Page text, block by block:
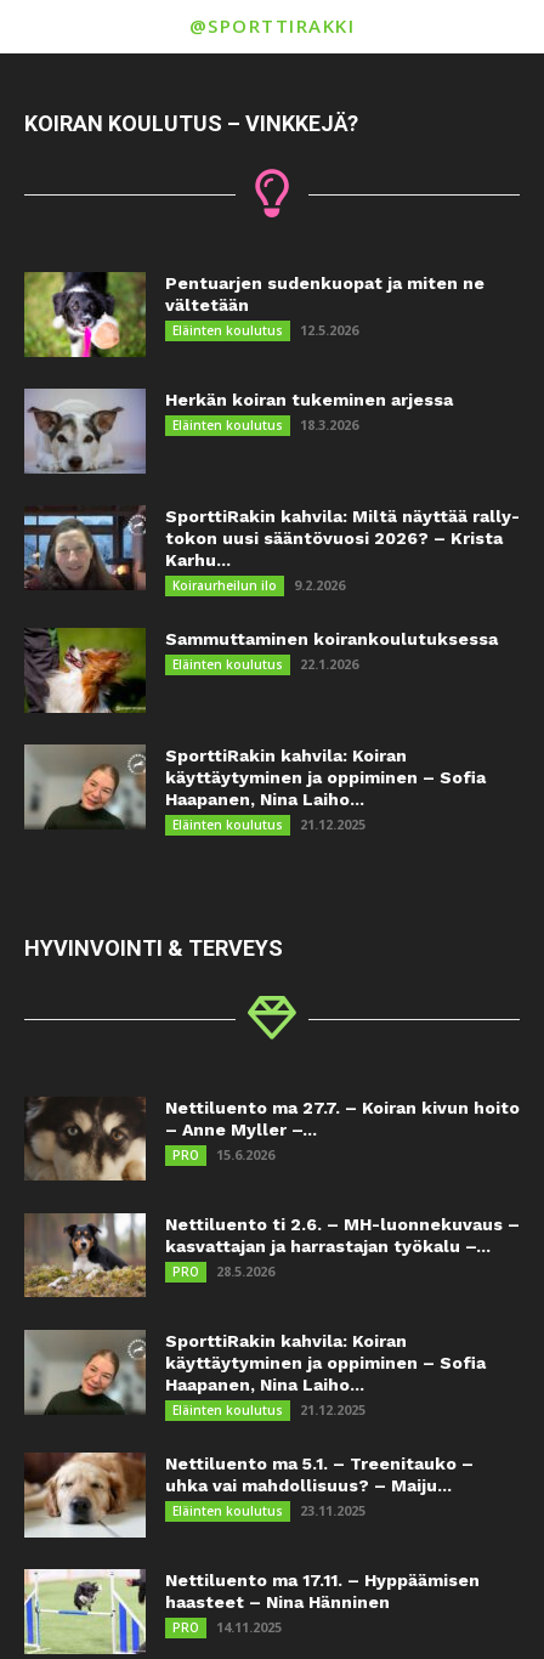
@SPORTTIRAKKI
KOIRAN KOULUTUS – VINKKEJÄ?
Pentuarjen sudenkuopat ja miten ne
vältetään
Eläinten koulutus 12.5.2026
Herkän koiran tukeminen arjessa
Eläinten koulutus 18.3.2026
SporttiRakin kahvila: Miltä näyttää rally-
tokon uusi sääntövuosi 2026? – Krista
Karhu...
Koiraurheilun ilo 9.2.2026
Sammuttaminen koirankoulutuksessa
Eläinten koulutus 22.1.2026
SporttiRakin kahvila: Koiran
käyttäytyminen ja oppiminen – Sofia
Haapanen, Nina Laiho...
Eläinten koulutus 21.12.2025
HYVINVOINTI & TERVEYS
Nettiluento ma 27.7. – Koiran kivun hoito
– Anne Myller –...
PRO 15.6.2026
Nettiluento ti 2.6. – MH-luonnekuvaus –
kasvattajan ja harrastajan työkalu –...
PRO 28.5.2026
SporttiRakin kahvila: Koiran
käyttäytyminen ja oppiminen – Sofia
Haapanen, Nina Laiho...
Eläinten koulutus 21.12.2025
Nettiluento ma 5.1. – Treenitauko –
uhka vai mahdollisuus? – Maiju...
Eläinten koulutus 23.11.2025
Nettiluento ma 17.11. – Hyppäämisen
haasteet – Nina Hänninen
PRO 14.11.2025